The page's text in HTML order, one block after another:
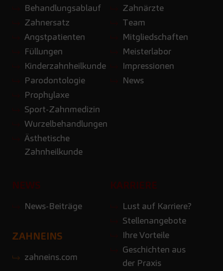
Behandlungsablauf
Zahnersatz
Angstpatienten
Füllungen
Kinderzahnheilkunde
Parodontologie
Prophylaxe
Sport-Zahnmedizin
Wurzelbehandlungen
Ästhetische
Zahnheilkunde
Zahnärzte
Team
Mitgliedschaften
Meisterlabor
Impressionen
News
NEWS
News-Beiträge
KARRIERE
Lust auf Karriere?
Stellenangebote
Ihre Vorteile
Geschichten aus
der Praxis
ZAHNEINS
zahneins.com